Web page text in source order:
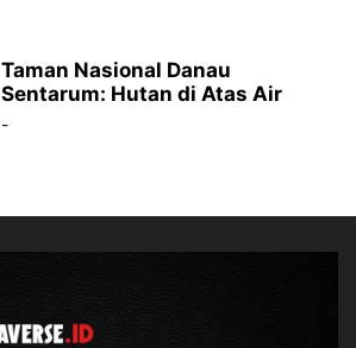
Taman Nasional Danau
Sentarum: Hutan di Atas Air
-